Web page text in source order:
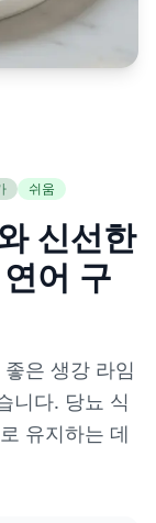
쉬움
신선한
어 구
은 생강 라임
니다. 당뇨 식
유지하는 데